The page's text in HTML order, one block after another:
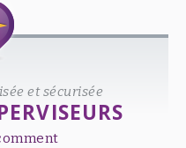
et sécurisée